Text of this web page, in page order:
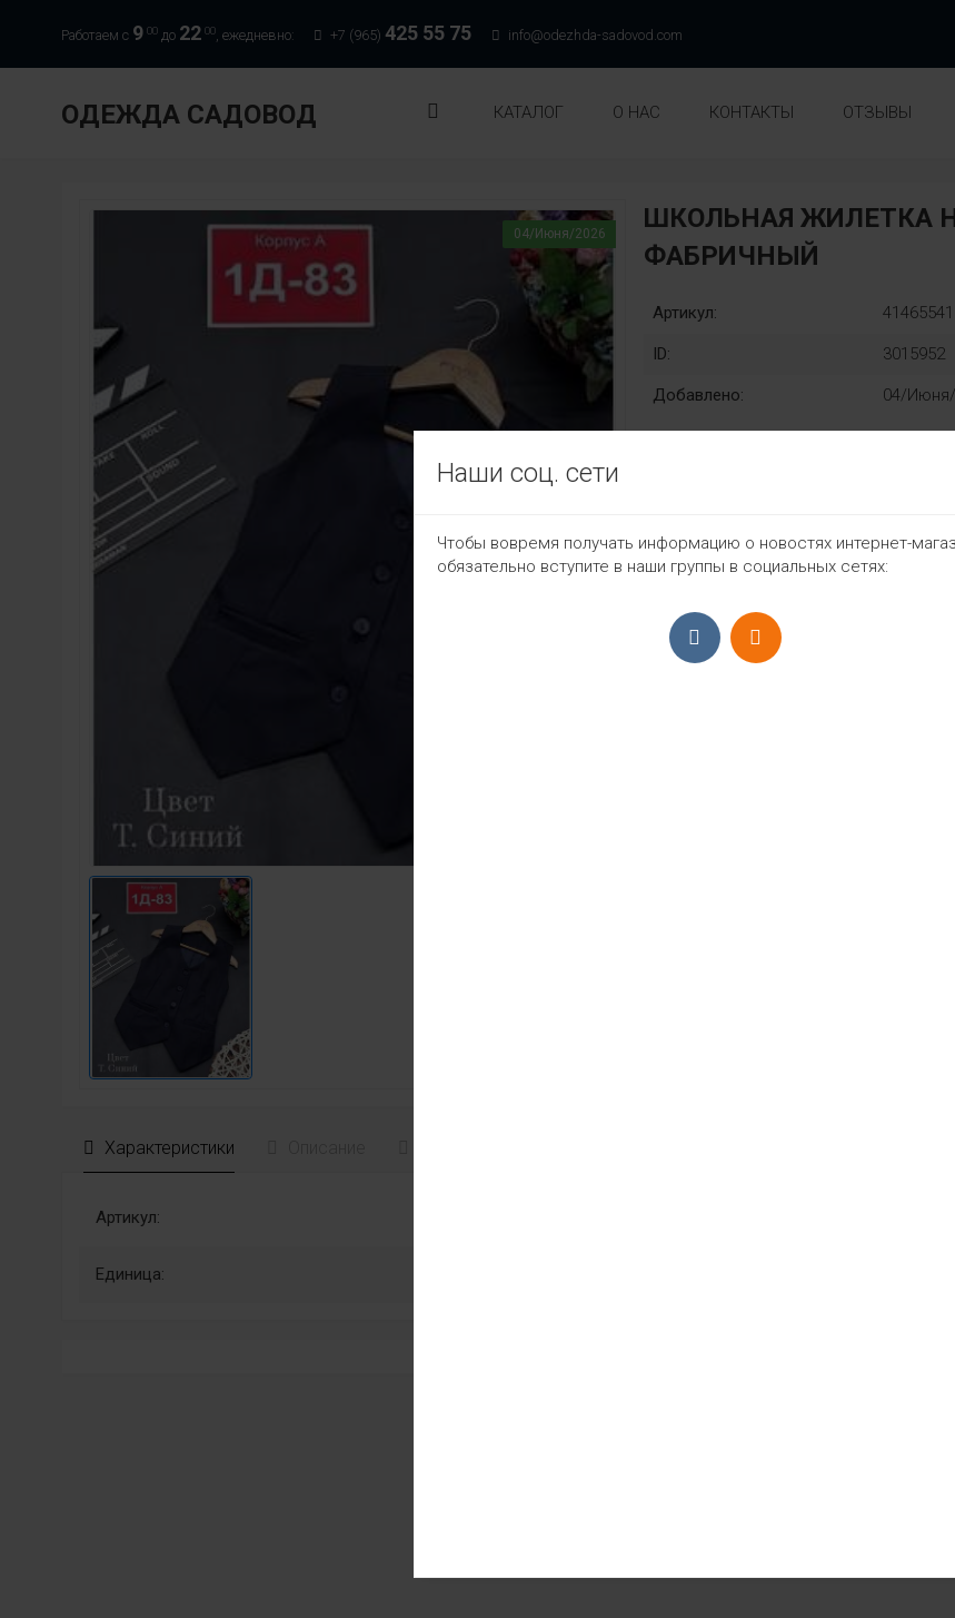
Работаем с 9 00 до 22 00, ежедневно: +7 (965) 425 55 75 info@odezhda-sadovod.com
ОДЕЖДА САДОВОД КАТАЛОГ О НАС КОНТАКТЫ ОТЗЫВЫ
04/Июня/2026
ШКОЛЬНАЯ ЖИЛЕТКА
ФАБРИЧНЫЙ
Артикул: 41465541
ID: 3015952
Добавлено: 04/
998₽
ПРИЁМ ЗАКАЗОВ С 9:00-22:00,
Характеристики
Артикул:
Единица:
Наши соц. сети
Чтобы вовремя получать информацию о новостях интернет-
обязательно вступите в наши группы в социальных сетях: